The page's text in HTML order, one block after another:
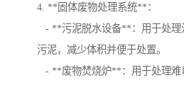
4. **固体废物处理系统**：
- **污泥脱水设备**：用于处理
污泥，减少体积并便于处置。
- **废物焚烧炉**：用于处理难